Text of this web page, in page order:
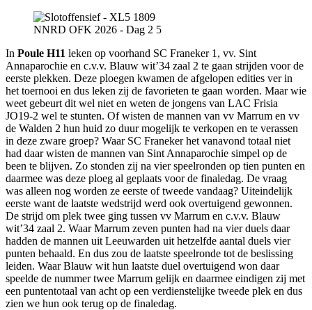
NNRD OFK 2026 - Dag 2 5
In Poule H11 leken op voorhand SC Franeker 1, vv. Sint
Annaparochie en c.v.v. Blauw wit’34 zaal 2 te gaan strijden voor de
eerste plekken. Deze ploegen kwamen de afgelopen edities ver in
het toernooi en dus leken zij de favorieten te gaan worden. Maar wie
weet gebeurt dit wel niet en weten de jongens van LAC Frisia
JO19-2 wel te stunten. Of wisten de mannen van vv Marrum en vv
de Walden 2 hun huid zo duur mogelijk te verkopen en te verassen
in deze zware groep? Waar SC Franeker het vanavond totaal niet
had daar wisten de mannen van Sint Annaparochie simpel op de
been te blijven. Zo stonden zij na vier speelronden op tien punten en
daarmee was deze ploeg al geplaats voor de finaledag. De vraag
was alleen nog worden ze eerste of tweede vandaag? Uiteindelijk
eerste want de laatste wedstrijd werd ook overtuigend gewonnen.
De strijd om plek twee ging tussen vv Marrum en c.v.v. Blauw
wit’34 zaal 2. Waar Marrum zeven punten had na vier duels daar
hadden de mannen uit Leeuwarden uit hetzelfde aantal duels vier
punten behaald. En dus zou de laatste speelronde tot de beslissing
leiden. Waar Blauw wit hun laatste duel overtuigend won daar
speelde de nummer twee Marrum gelijk en daarmee eindigen zij met
een puntentotaal van acht op een verdienstelijke tweede plek en dus
zien we hun ook terug op de finaledag.